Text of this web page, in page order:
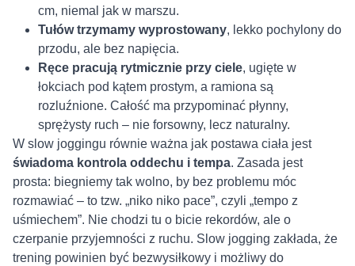
cm, niemal jak w marszu.
Tułów trzymamy wyprostowany, lekko pochylony do
przodu, ale bez napięcia.
Ręce pracują rytmicznie przy ciele, ugięte w
łokciach pod kątem prostym, a ramiona są
rozluźnione. Całość ma przypominać płynny,
sprężysty ruch – nie forsowny, lecz naturalny.
W slow joggingu równie ważna jak postawa ciała jest
świadoma kontrola oddechu i tempa. Zasada jest
prosta: biegniemy tak wolno, by bez problemu móc
rozmawiać – to tzw. „niko niko pace”, czyli „tempo z
uśmiechem”. Nie chodzi tu o bicie rekordów, ale o
czerpanie przyjemności z ruchu. Slow jogging zakłada, że
trening powinien być bezwysiłkowy i możliwy do